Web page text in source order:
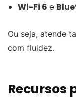
Wi-Fi 6 e
Ou seja, atende
com fluidez.
Recursos